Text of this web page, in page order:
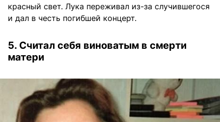
красный свет. Лука переживал из-за случившегося
и дал в честь погибшей концерт.
5. Считал себя виноватым в смерти
матери